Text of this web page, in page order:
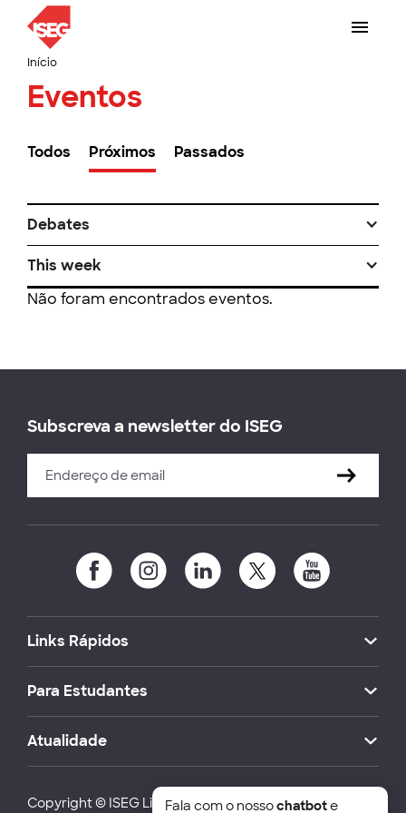
Início
Eventos
Todos Próximos Passados
Debates
This week
Não foram encontrados eventos.
Subscreva a newsletter do ISEG
Links Rápidos
Para Estudantes
Atualidade
Copyright © ISEG Lisbon School of Economics and
Fala com o nossochatbote